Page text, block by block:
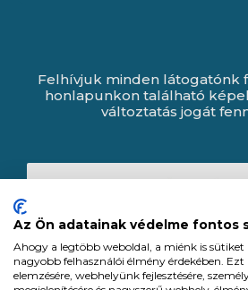
Felhívjuk minden látogatónk
honlapunkon található
változtatás jogát
Az Ön adatainak védelme fontos
Ahogy a legtöbb weboldal, a miénk is sütiket
nagyobb felhasználói élmény érdekében.
elemzésére, webhelyünk fejlesztésére,